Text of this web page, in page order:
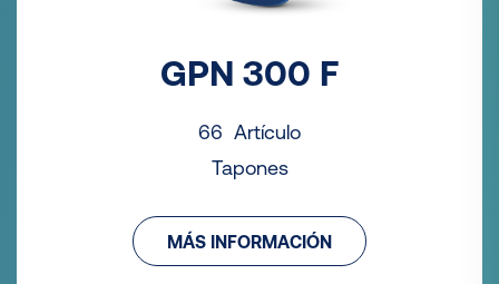
GPN 300 F
66 Artículo
Tapones
MÁS INFORMACIÓN